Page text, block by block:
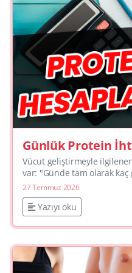
Günlük Protein
Vücut geliştirmeyle
var: "Günde tam olarak kaç
Cevap sandığın kadar
ihti...
27 Temmuz 2026
Yazıyı oku